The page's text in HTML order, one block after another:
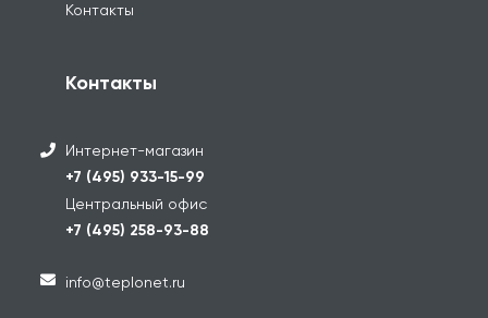
Контакты
Контакты
Интернет-магазин
+7 (495) 933-15-99
Центральный офис
+7 (495) 258-93-88
info@teplonet.ru